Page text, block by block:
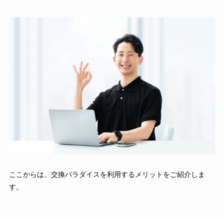
ここからは、交換パラダイスを利用するメリットをご紹介しま
す。